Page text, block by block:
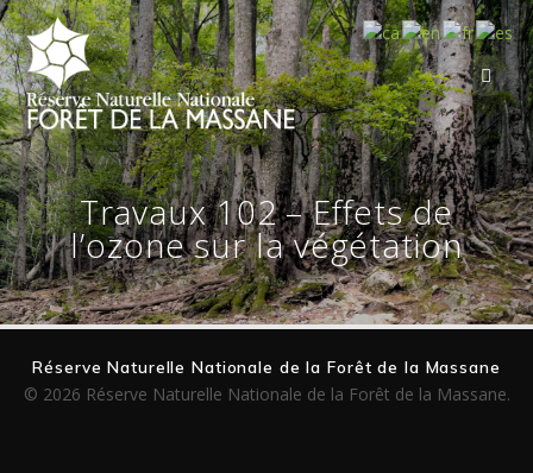
Skip
to
content
Travaux 102 – Effets de
l’ozone sur la végétation
Réserve Naturelle Nationale de la Forêt de la Massane
© 2026 Réserve Naturelle Nationale de la Forêt de la Massane.